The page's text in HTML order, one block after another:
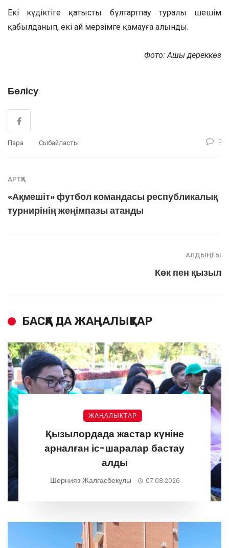
Екі күдіктіге қатысты бұлтартпау туралы шешім
қабылданып, екі ай мерзімге қамауға алынды.
Фото: Ашық дереккөз
Бөлісу
Пара Сыбайластық 0
АРТҚА
«Ақмешіт» футбол командасы республикалық
турнирінің жеңімпазы атанды
АЛДЫҢҒЫ
Көк пен қызыл
БАСҚА ДА ЖАҢАЛЫҚТАР
ЖАҢАЛЫҚТАР
Қызылордада жастар күніне
арналған іс-шаралар бастау
алды
Шернияз Жалғасбекұлы 07.08.2026